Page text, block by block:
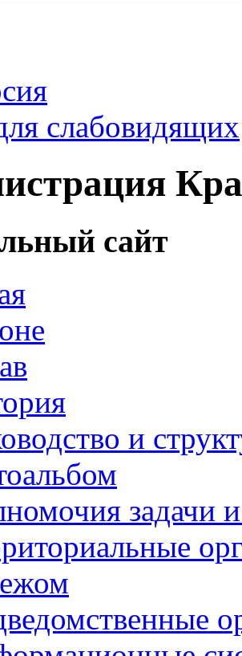
слабовидящих
сайт
и
задачи